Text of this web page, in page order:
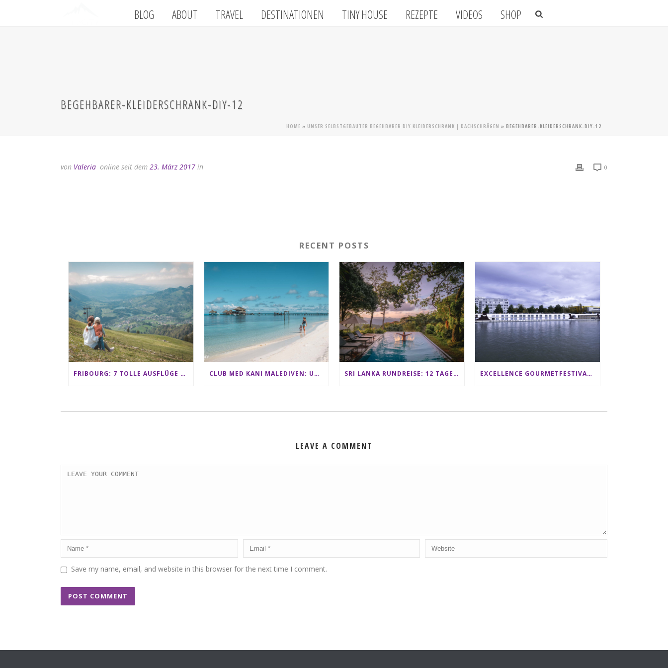
BLOG ABOUT TRAVEL DESTINATIONEN TINY HOUSE REZEPTE VIDEOS SHOP
BEGEHBARER-KLEIDERSCHRANK-DIY-12
HOME » UNSER SELBSTGEBAUTER BEGEHBARER DIY KLEIDERSCHRANK | DACHSCHRÄGEN » BEGEHBARER-KLEIDERSCHRANK-DIY-12
von Valeria online seit dem 23. März 2017 in 0
RECENT POSTS
FRIBOURG: 7 TOLLE AUSFLÜGE FÜR FAMILIEN VON CHARMEY BIS LES PACCOTS CLUB MED KANI MALEDIVEN: UNSERE ERFAHRUNGEN IM ALL-INCLUSIVE PARADIES SRI LANKA RUNDREISE: 12 TAGE ZWISCHEN ELEFANTEN, TEEPLANTAGEN & STRAND ALS FAMILIE EXCELLENCE GOURMETFESTIVAL ´25: ZWEI STERNEKÖCHE ANTONIO GUIDA & DARIO MORESCO VERWÖHNEN IHRE GÄSTE AUF EINER LUXERIÖSEN SCHIFFSREISE
LEAVE A COMMENT
Save my name, email, and website in this browser for the next time I comment.